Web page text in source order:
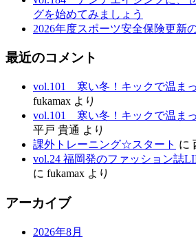
グを始めてみましょう
2026年度スポーツ安全保険更新
最近のコメント
vol.101 寒い冬！キックで温ま
fukamax より
vol.101 寒い冬！キックで温ま
平戸 貴通 より
課外トレーニング☆スタート に
vol.24 福岡発のファッション誌
に fukamax より
アーカイブ
2026年8月